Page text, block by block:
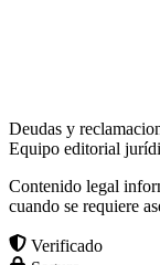
Deudas y
Equipo editorial
Contenido legal
cuando se requiere
Verificado